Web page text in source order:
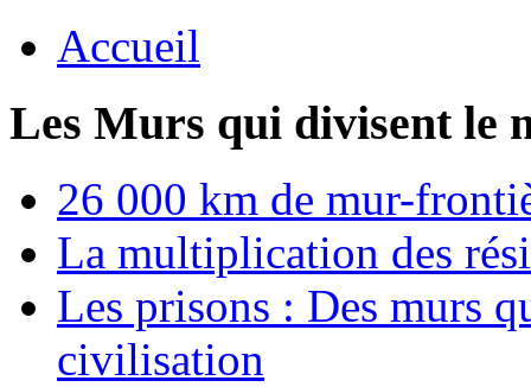
Accueil
Les Murs qui divisent le
26 000 km de mur-
La multiplication des
Les prisons : Des murs
civilisation